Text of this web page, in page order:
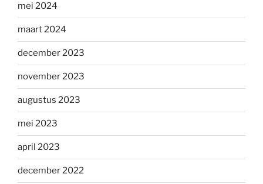
mei 2024
maart 2024
december 2023
november 2023
augustus 2023
mei 2023
april 2023
december 2022